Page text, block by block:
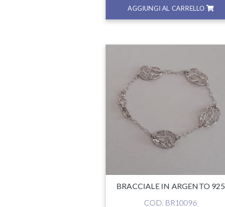
AGGIUNGI AL CARRELLO
BRACCIALE IN ARGENTO 925
COD. BR10096